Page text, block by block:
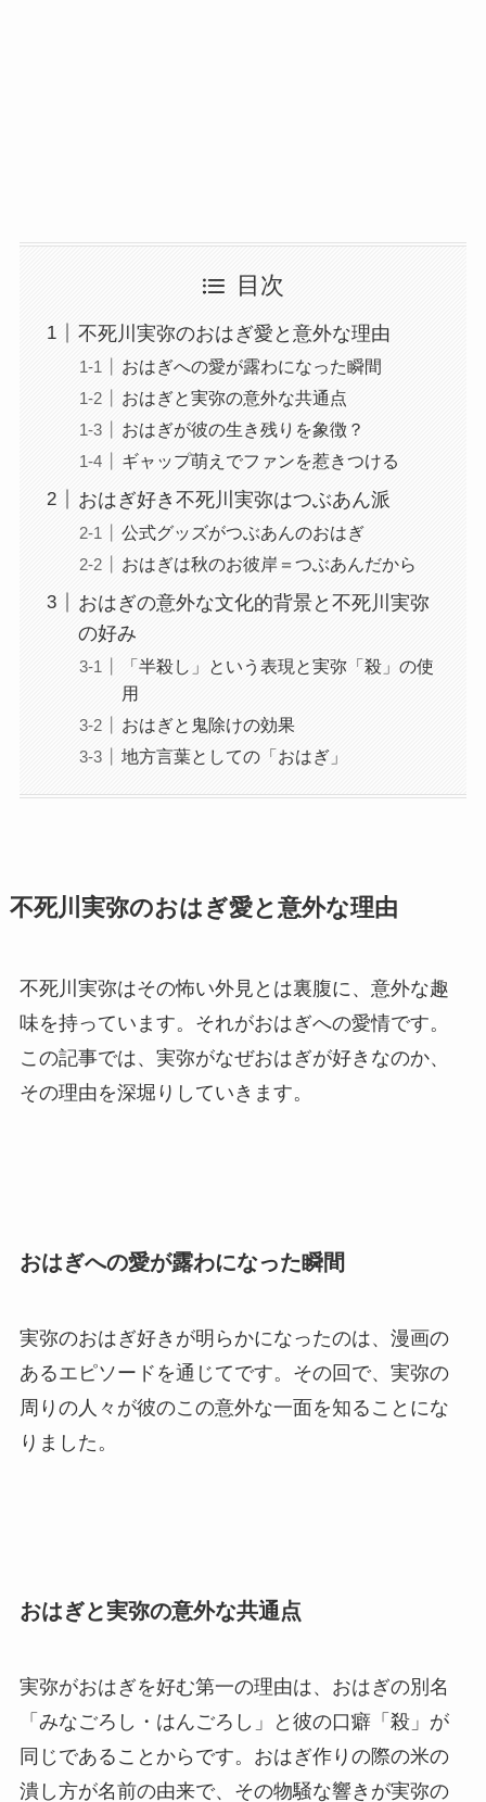
目次
不死川実弥のおはぎ愛と意外な理由
おはぎへの愛が露わになった瞬間
おはぎと実弥の意外な共通点
おはぎが彼の生き残りを象徴？
ギャップ萌えでファンを惹きつける
おはぎ好き不死川実弥はつぶあん派
公式グッズがつぶあんのおはぎ
おはぎは秋のお彼岸＝つぶあんだから
おはぎの意外な文化的背景と不死川実弥
の好み
「半殺し」という表現と実弥「殺」の使
用
おはぎと鬼除けの効果
地方言葉としての「おはぎ」
不死川実弥のおはぎ愛と意外な理由
不死川実弥はその怖い外見とは裏腹に、意外な趣
味を持っています。それがおはぎへの愛情です。
この記事では、実弥がなぜおはぎが好きなのか、
その理由を深堀りしていきます。
おはぎへの愛が露わになった瞬間
実弥のおはぎ好きが明らかになったのは、漫画の
あるエピソードを通じてです。その回で、実弥の
周りの人々が彼のこの意外な一面を知ることにな
りました。
おはぎと実弥の意外な共通点
実弥がおはぎを好む第一の理由は、おはぎの別名
「みなごろし・はんごろし」と彼の口癖「殺」が
同じであることからです。おはぎ作りの際の米の
潰し方が名前の由来で、その物騒な響きが実弥の